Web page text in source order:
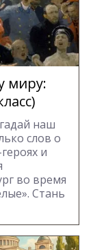
миру:
наш
слов о
и
во время
Стань